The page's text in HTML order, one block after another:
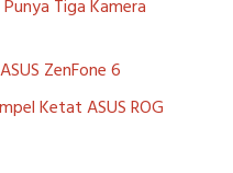
Tiga Kamera
ZenFone 6
Ketat ASUS ROG